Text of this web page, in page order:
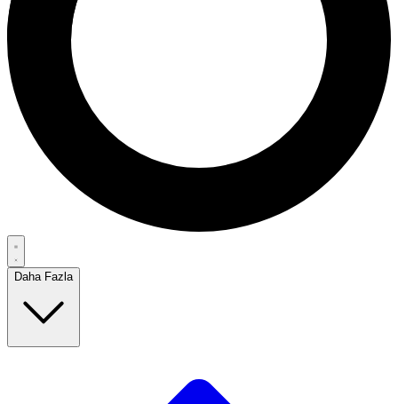
Daha Fazla